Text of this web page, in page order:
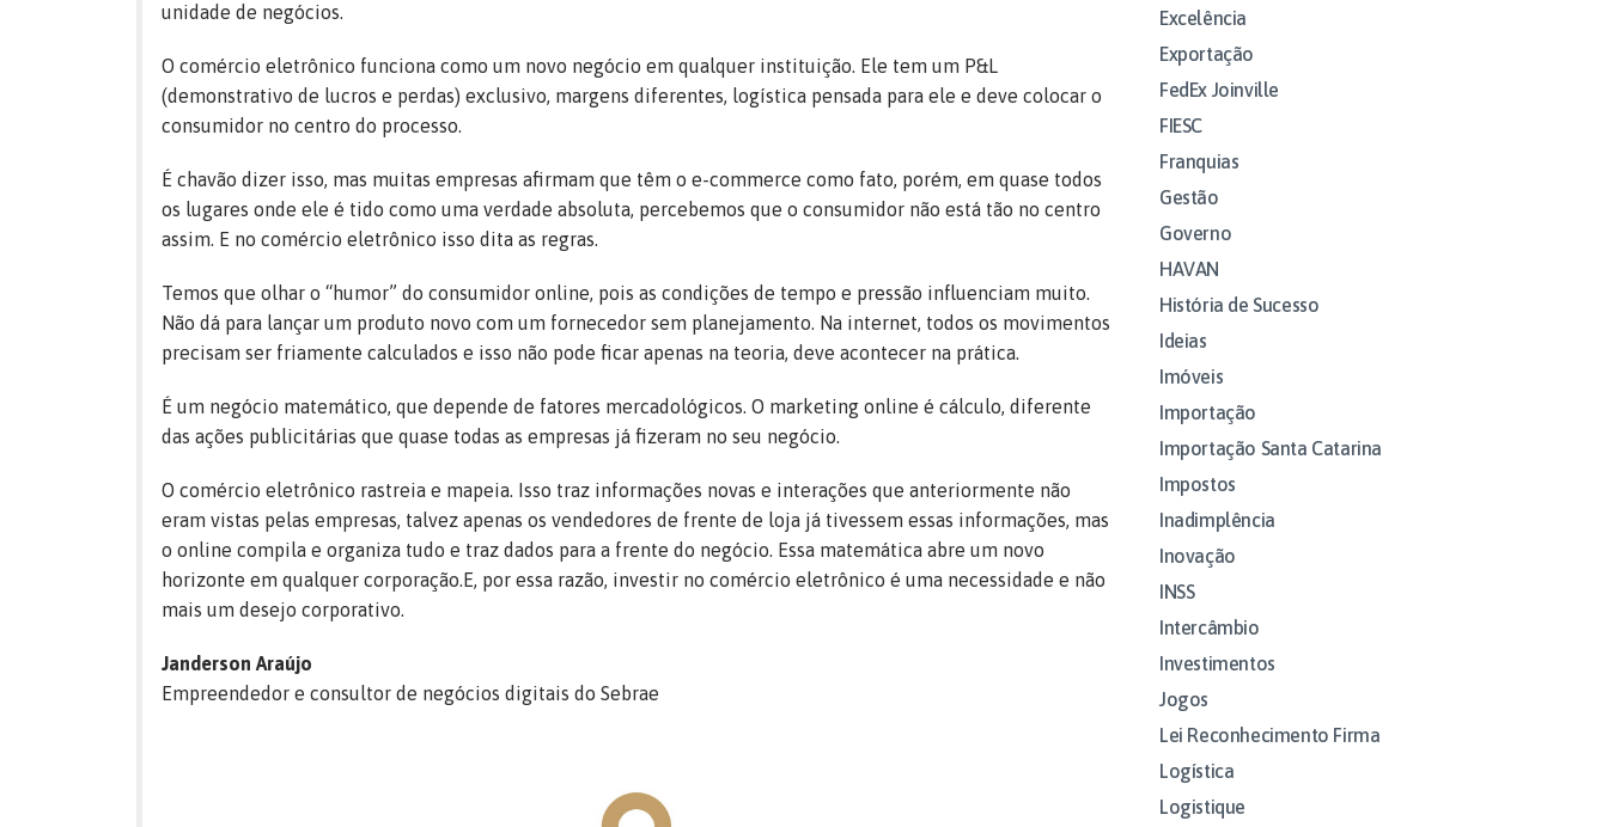
unidade de negócios.
O comércio eletrônico funciona como um novo negócio em qualquer instituição. Ele tem um P&L
(demonstrativo de lucros e perdas) exclusivo, margens diferentes, logística pensada para ele e deve colocar o
consumidor no centro do processo.
É chavão dizer isso, mas muitas empresas afirmam que têm o e-commerce como fato, porém, em quase todos
os lugares onde ele é tido como uma verdade absoluta, percebemos que o consumidor não está tão no centro
assim. E no comércio eletrônico isso dita as regras.
Temos que olhar o “humor” do consumidor online, pois as condições de tempo e pressão influenciam muito.
Não dá para lançar um produto novo com um fornecedor sem planejamento. Na internet, todos os movimentos
precisam ser friamente calculados e isso não pode ficar apenas na teoria, deve acontecer na prática.
É um negócio matemático, que depende de fatores mercadológicos. O marketing online é cálculo, diferente
das ações publicitárias que quase todas as empresas já fizeram no seu negócio.
O comércio eletrônico rastreia e mapeia. Isso traz informações novas e interações que anteriormente não
eram vistas pelas empresas, talvez apenas os vendedores de frente de loja já tivessem essas informações, mas
o online compila e organiza tudo e traz dados para a frente do negócio. Essa matemática abre um novo
horizonte em qualquer corporação.E, por essa razão, investir no comércio eletrônico é uma necessidade e não
mais um desejo corporativo.
Janderson Araújo
Empreendedor e consultor de negócios digitais do Sebrae
Excelência
Exportação
FedEx Joinville
FIESC
Franquias
Gestão
Governo
HAVAN
História de Sucesso
Ideias
Imóveis
Importação
Importação Santa Catarina
Impostos
Inadimplência
Inovação
INSS
Intercâmbio
Investimentos
Jogos
Lei Reconhecimento Firma
Logística
Logistique